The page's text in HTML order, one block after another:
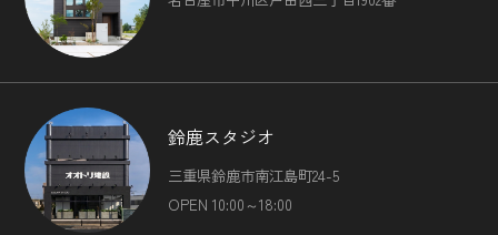
鈴鹿スタジオ
三重県鈴鹿市南江島町24-5
OPEN 10:00～18:00